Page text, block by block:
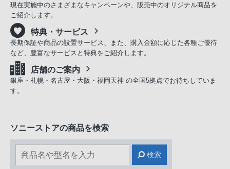
現在実施中のさまざまなキャンペーンや、販売中のオリジナル商品を
ご紹介します。
特典・サービス
長期保証や商品の設置サービス、また、購入金額に応じた各種ご優待
など、豊富なサービスと特典をご紹介します。
店舗のご案内
銀座・札幌・名古屋・大阪・福岡天神 の全国5拠点でお待ちしていま
す。
ソニーストアの商品を検索
検索